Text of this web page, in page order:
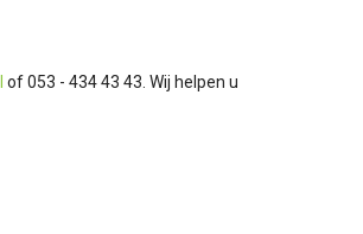
of 053 - 434 43 43. Wij helpen u